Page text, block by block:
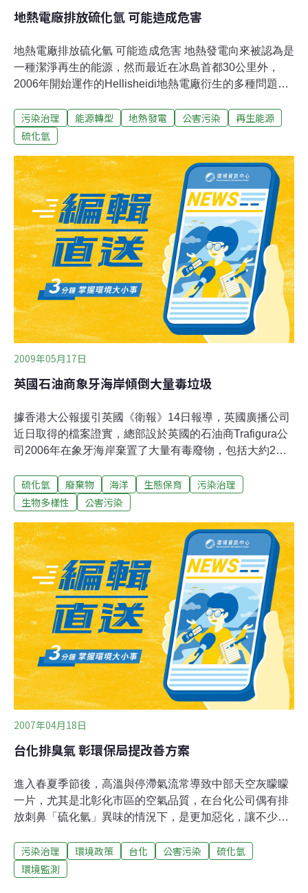
地熱電廠排放硫化氫 可能造成危害
地熱電廠排放硫化氫 可能造成危害 地熱發電向來被認為是
一種潔淨再生的能源，然而最近在冰島首都30公里外，
2006年開始運作的Hellisheidi地熱電廠衍生的多種問題正
垢，鄰近電廠的苔蘚植物亦被發現遭到嚴重損害。電力公
司調查沒有明確結論，且其中並未針對可能來源「硫化
硫化氫減量方法，也正著手對地熱廠硫化氫排放數量訂定
上限。 資料來源※本文出自環保署「國際環保動態訊息蒐
集及趨勢分析」專案計畫
污染治理 能源轉型 地熱發電 公害污染
再生能源
硫化氫
2009年05月17日
英國石油商象牙海岸傾倒大量毒垃圾
據香港大公報援引英國《衛報》14日報導，英國廣播公司
近日取得的檔案證實，總部設於英國的石油商Trafigura公
司2006年在象牙海岸棄置了大量有毒廢物，包括大約2噸
關廢物而患病的象牙海岸人作出賠償。Trafigura公司的
Probo Koala號貨船被指於2006年把石油運往西非國家象
來逾3萬名象牙海岸人集體控告 Trafigura。象牙海岸一家
高等法院正審理此案，下一場公開聆訊將於10月展開。這
輪漫長而爭持激烈的官司是英國歷來面對的最大集體訴
訟。2006年7月，阿姆斯特丹港的工人在清除Probo Koala
號貨船的廢物時，發現這些廢物顏色漆黑，還散發惡臭。
這些工人所屬的服務公司拒絕繼續清理這些汙物，Probo
Koala號於是載著散發惡臭的貨物，運往阿比讓周邊18個
地點。當汙物
硫化氫 廢棄物 海洋 生態保育
污染治理
生物多樣性
公害污染
2007年04月18日
台化排臭氣 彰環保局提改善方案
進入春夏季節後，高溫與停滯氣流常導致中部天空灰矇矇
一片，尤其是北彰化市區的空氣品質，在台化公司偶有排
放刺鼻「硫化氫」異味的情況下，是更加惡化，讓不少民
陳宏益表示，上任後就研議組成跨局室評鑑小組，希望長
期監測並輔導台化公司，每天所排放的大量廢氣，不要只
污染治理 環境政策 台化 公害污染
硫化氫
環境監測